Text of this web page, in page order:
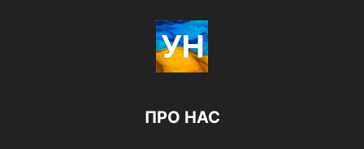
ПРО НАС